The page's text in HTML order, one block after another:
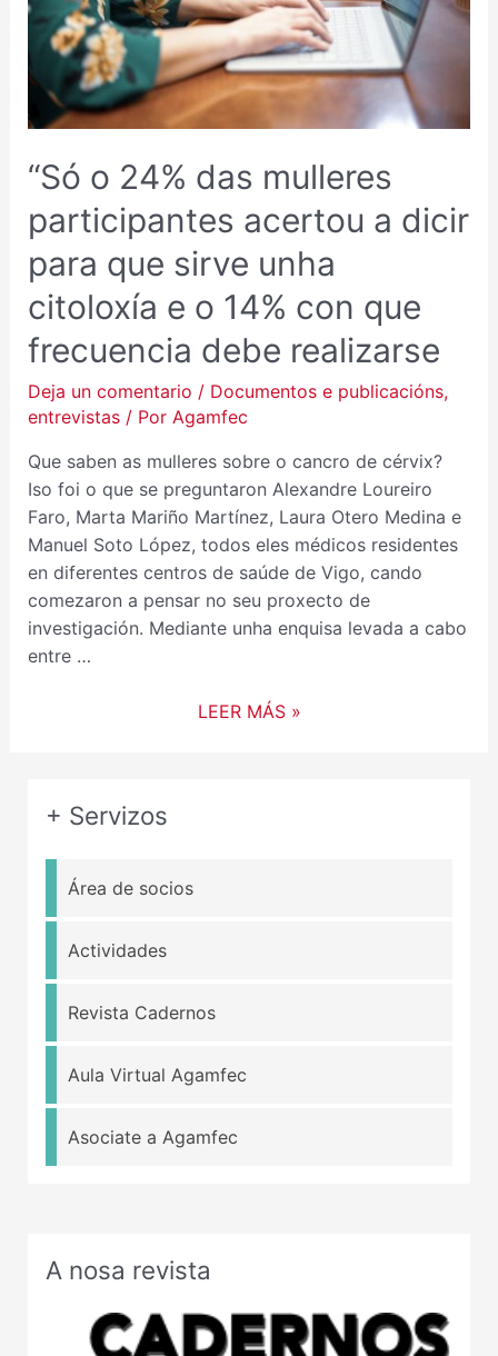
“Só o 24% das mulleres
participantes acertou a dicir
para que sirve unha
citoloxía e o 14% con que
frecuencia debe realizarse
Deja un comentario / Documentos e publicacións,
entrevistas/ Por Agamfec
Que saben as mulleres sobre o cancro de cérvix?
Iso foi o que se preguntaron Alexandre Loureiro
Faro, Marta Mariño Martínez, Laura Otero Medina e
Manuel Soto López, todos eles médicos residentes
en diferentes centros de saúde de Vigo, cando
comezaron a pensar no seu proxecto de
investigación. Mediante unha enquisa levada a cabo
entre …
ACERTOU
A
DICIR
PARA
QUE
UNHA
E
O
14%
CON
QUE
DEBE
REALIZARSE
LEER MÁS »
+ Servizos
Área de socios
Actividades
Revista Cadernos
Aula Virtual Agamfec
Asociate a Agamfec
A nosa revista